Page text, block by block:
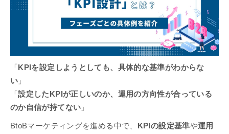
「 KPIを設定しようとしても、具体的な基準がわからな
い 」
「設定したKPIが正しいのか、運用の方向性が合っている
のか自信が持てない 」
BtoBマーケティングを進める中で、 KPIの設定基準や運用